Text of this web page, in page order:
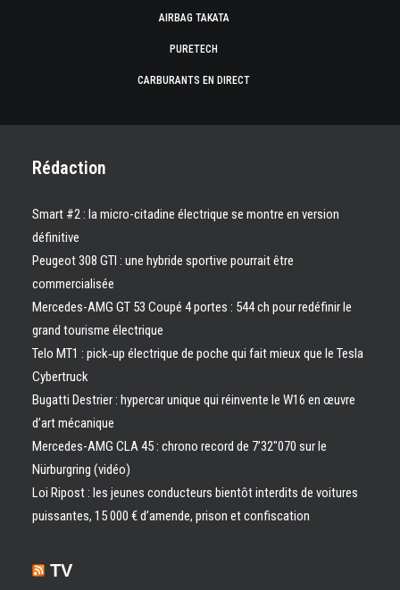
AIRBAG TAKATA
PURETECH
CARBURANTS EN DIRECT
Rédaction
Smart #2 : la micro-citadine électrique se montre en version
définitive
Peugeot 308 GTI : une hybride sportive pourrait être
commercialisée
Mercedes-AMG GT 53 Coupé 4 portes : 544 ch pour redéfinir le
grand tourisme électrique
Telo MT1 : pick‑up électrique de poche qui fait mieux que le Tesla
Cybertruck
Bugatti Destrier : hypercar unique qui réinvente le W16 en œuvre
d’art mécanique
Mercedes-AMG CLA 45 : chrono record de 7’32″070 sur le
Nürburgring (vidéo)
Loi Ripost : les jeunes conducteurs bientôt interdits de voitures
puissantes, 15 000 € d’amende, prison et confiscation
TV